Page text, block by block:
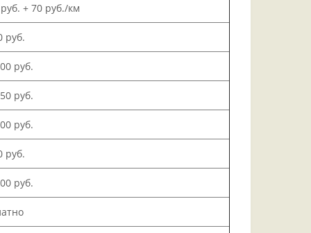
+ 70 руб./км
руб.
руб.
руб.
руб.
руб.
руб.